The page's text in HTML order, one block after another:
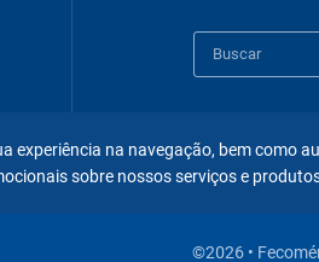
©2026 •
experiência na navegação, bem como
sobre nossos serviços e